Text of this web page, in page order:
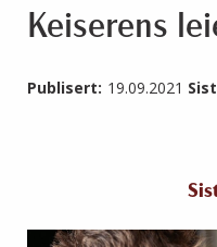
Keiserens
Publisert: 19.09.2021